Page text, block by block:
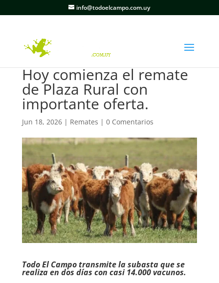
info@todoelcampo.com.uy
Hoy comienza el remate
de Plaza Rural con
importante oferta.
Jun 18, 2026| Remates | 0 Comentarios
Todo El Campo transmite la subasta que se
realiza en dos días con casi 14.000 vacunos.